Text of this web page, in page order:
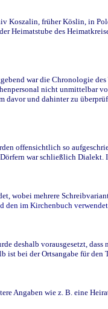
Koszalin, früher Köslin, in
Heimatstube des
war die Chronologie
nicht unmittelbar
und dahinter zu
offensichtlich so
war schließlich
wobei mehrere
den im Kirchenbuch
deshalb vorausgesetzt,
bei der Ortsangabe für
Angaben wie z. B. eine